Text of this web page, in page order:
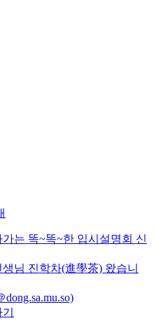
는 똑~똑~한 입시설명회 신
님 진학차(進學茶) 왔습니